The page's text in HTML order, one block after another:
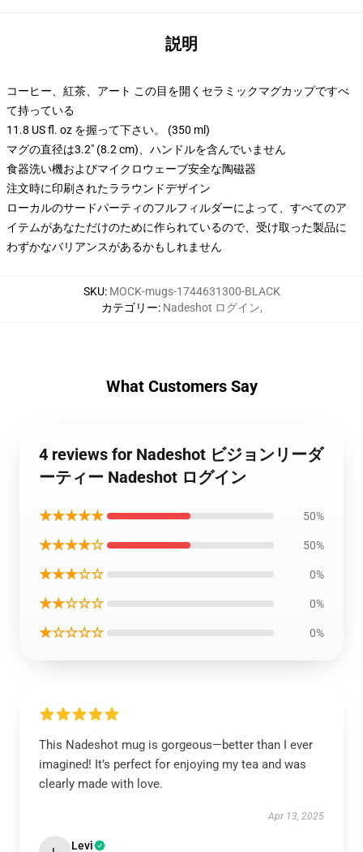
説明
コーヒー、紅茶、アート この目を開くセラミックマグカップですべ
て持っている
11.8 US fl. oz を握って下さい。 (350 ml)
マグの直径は3.2" (8.2 cm)、ハンドルを含んでいません
食器洗い機およびマイクロウェーブ安全な陶磁器
注文時に印刷されたララウンドデザイン
ローカルのサードパーティのフルフィルダーによって、すべてのア
イテムがあなただけのために作られているので、受け取った製品に
わずかなバリアンスがあるかもしれません
SKU: MOCK-mugs-1744631300-BLACK
カテゴリー: Nadeshot ログイン,
What Customers Say
4 reviews for Nadeshot ビジョンリーダ
ーティー Nadeshot ログイン
★★★★★ 50%
★★★★☆ 50%
★★★☆☆ 0%
★★☆☆☆ 0%
★☆☆☆☆ 0%
This Nadeshot mug is gorgeous—better than I ever
imagined! It’s perfect for enjoying my tea and was
clearly made with love.
Apr 13, 2025
Levi